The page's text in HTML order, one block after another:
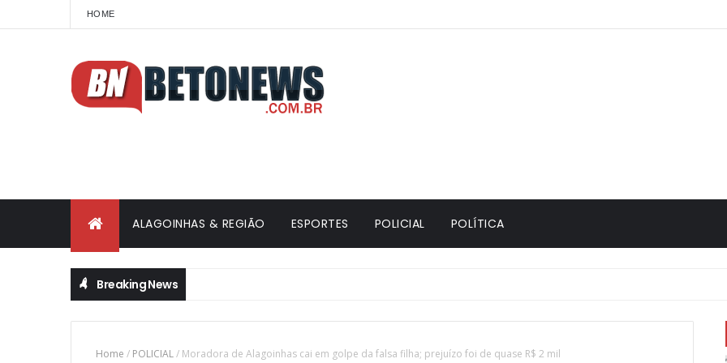
HOME
ALAGOINHAS & REGIÃO ESPORTES POLICIAL POLÍTICA
Breaking News
Home / POLICIAL/ Moradora de Alagoinhas cai em golpe da falsa filha; prejuízo foi de quase R$ 2 mil